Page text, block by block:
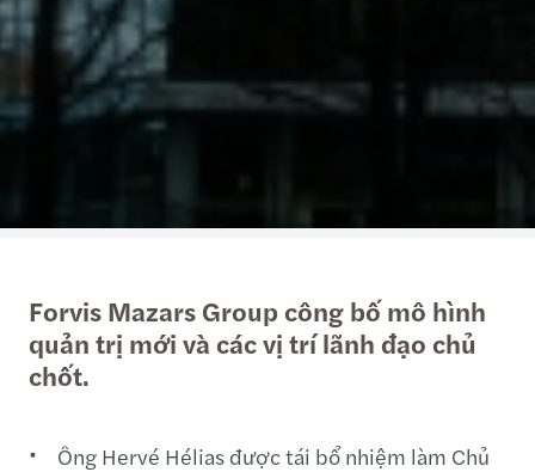
Forvis Mazars Group công bố mô hình
quản trị mới và các vị trí lãnh đạo chủ
chốt.
Ông Hervé Hélias được tái bổ nhiệm làm Chủ